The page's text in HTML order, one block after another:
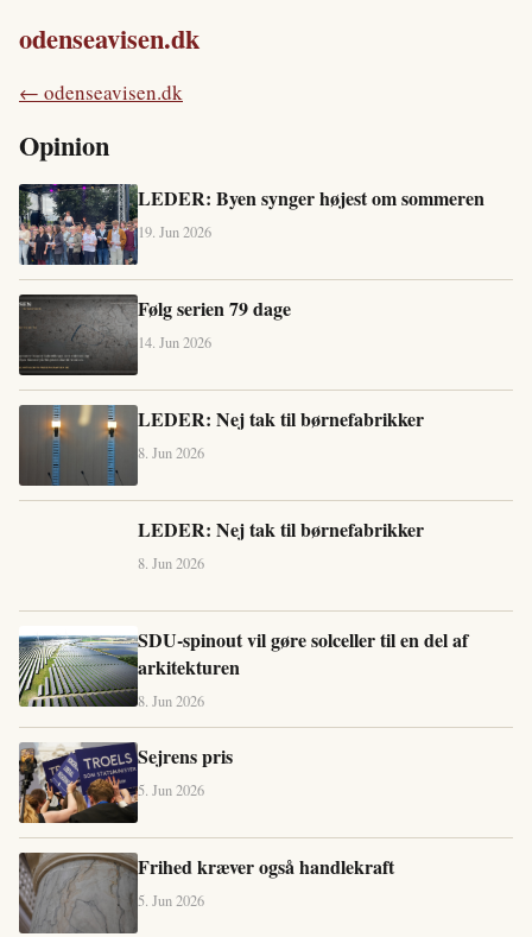
odenseavisen.dk
← odenseavisen.dk
Opinion
LEDER: Byen synger højest om sommeren
19. Jun 2026
Følg serien 79 dage
14. Jun 2026
LEDER: Nej tak til børnefabrikker
8. Jun 2026
LEDER: Nej tak til børnefabrikker
8. Jun 2026
SDU-spinout vil gøre solceller til en del af
arkitekturen
8. Jun 2026
Sejrens pris
5. Jun 2026
Frihed kræver også handlekraft
5. Jun 2026